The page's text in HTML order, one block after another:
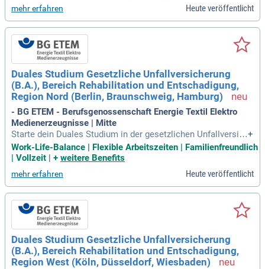
ssicheren Job mit attraktiver Work-Life-Balance und Mental
Health Support. Wir setzen auf Digitalisierung und Künstlich
e Intelligenz, um dir die besten Arbeitsbedingungen zu ermö
glichen. Erlebe täglich Abwechslung und gehe neue Wege in
deiner Karriere. Mit über 4 Millionen Versicherten in mehr al
s 200.000 Unternehmen sind wir ein starker Partner. Schaffe
deine Zukunft gemeinsam mit uns – bewirb dich jetzt!
mehr erfahren Heute veröffentlicht
Duales Studium Gesetzliche Unfallversicherung
(B.A.), Bereich Rehabilitation und Entschadigung,
Region Nord (Berlin, Braunschweig, Hamburg)
- BG ETEM - Berufsgenossenschaft Energie Textil Elektro
Medienerzeugnisse | Mitte
Starte dein Duales Studium in der gesetzlichen Unfallversic
herung im Bereich Rehabilitation und Entschädigung ab dem
1. Oktober 2027 in Norddeutschland! Unsere Organisation s
ektro. Erlebe eine außergewöhnliche Arbeitsatmosphäre, di
e dich nicht nur fordert, sondern auch fördert. Profitiere von
einer strategischen Work-Life-Balance und umfassendem M
ental Health Support. Entwickle dich mit uns in einem zukun
ftssicheren Job, der durch Digitalisierung und Künstliche Int
elligenz geprägt ist. Werde Teil einer wichtigen Institution, di
e über 4 Millionen Menschen schützt und zahlreiche Entwic
klungsmöglichkeiten bietet!
+
Work-Life-Balance | Flexible Arbeitszeiten | Familienfreundlich
| Vollzeit | + weitere Benefits
mehr erfahren Heute veröffentlicht
Duales Studium Gesetzliche Unfallversicherung
(B.A.), Bereich Rehabilitation und Entschadigung,
Region West (Köln, Düsseldorf, Wiesbaden)